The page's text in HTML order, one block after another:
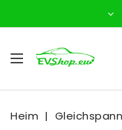
Heim